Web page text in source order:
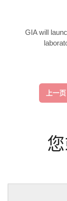
GIA will
上一页